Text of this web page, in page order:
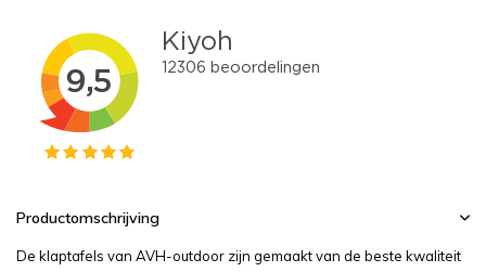
Productomschrijving
De klaptafels van AVH-outdoor zijn gemaakt van de beste kwaliteit